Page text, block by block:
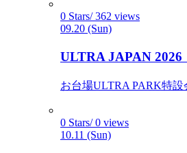
0 Stars/ 362 views
09.20 (Sun)
ULTRA JAPAN 2026
お台場ULTRA PARK特設
0 Stars/ 0 views
10.11 (Sun)